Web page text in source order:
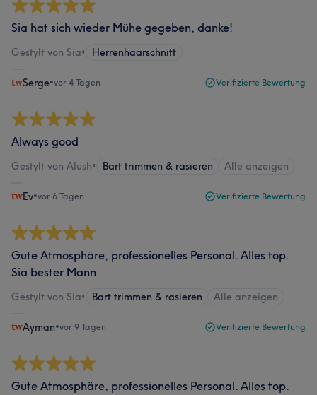
Sia hat sich wieder Mühe gegeben, danke!
Gestylt von Sia• Herrenhaarschnitt
Serge•vor 4 Tagen Verifizierte Bewertung
Always good
Gestylt von Alush• Bart trimmen & rasieren Alle anzeigen
Ev•vor 6 Tagen Verifizierte Bewertung
Gute Atmosphäre, professionelles Personal. Alles top.
Sia bester Mann
Gestylt von Sia• Bart trimmen & rasieren Alle anzeigen
Ayman•vor 9 Tagen Verifizierte Bewertung
Gute Atmosphäre, professionelles Personal. Alles top.